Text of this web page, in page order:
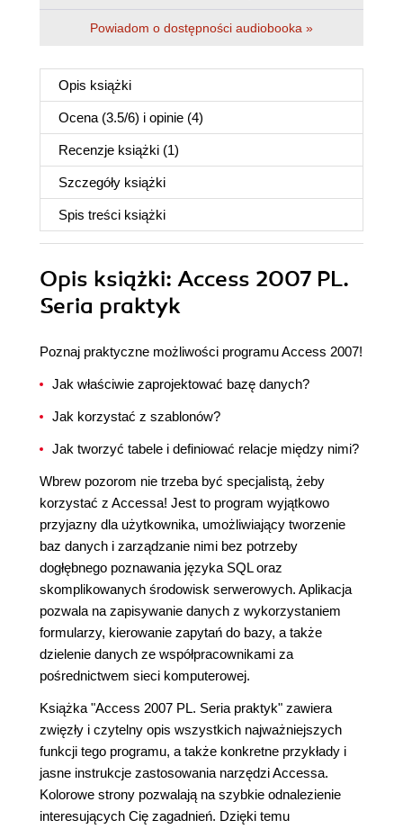
Powiadom o dostępności audiobooka »
Opis książki
Ocena (3.5/6) i opinie (4)
Recenzje książki (1)
Szczegóły książki
Spis treści książki
Opis książki: Access 2007 PL.
Seria praktyk
Poznaj praktyczne możliwości programu Access 2007!
Jak właściwie zaprojektować bazę danych?
Jak korzystać z szablonów?
Jak tworzyć tabele i definiować relacje między nimi?
Wbrew pozorom nie trzeba być specjalistą, żeby
korzystać z Accessa! Jest to program wyjątkowo
przyjazny dla użytkownika, umożliwiający tworzenie
baz danych i zarządzanie nimi bez potrzeby
dogłębnego poznawania języka SQL oraz
skomplikowanych środowisk serwerowych. Aplikacja
pozwala na zapisywanie danych z wykorzystaniem
formularzy, kierowanie zapytań do bazy, a także
dzielenie danych ze współpracownikami za
pośrednictwem sieci komputerowej.
Książka "Access 2007 PL. Seria praktyk" zawiera
zwięzły i czytelny opis wszystkich najważniejszych
funkcji tego programu, a także konkretne przykłady i
jasne instrukcje zastosowania narzędzi Accessa.
Kolorowe strony pozwalają na szybkie odnalezienie
interesujących Cię zagadnień. Dzięki temu